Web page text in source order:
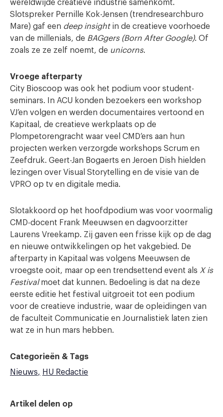
wereldwijde creatieve industrie samenkomt.
Slotspreker Pernille Kok-Jensen (trendresearchburo
Mare) gaf een deep insightin de creatieve voorhoede
van de millenials, de BAGgers (Born After Google). Of
zoals ze ze zelf noemt, de unicorns.
Vroege afterparty
City Bioscoop was ook het podium voor student-
seminars. In ACU konden bezoekers een workshop
VJ’en volgen en werden documentaires vertoond en
Kapitaal, de creatieve werkplaats op de
Plompetorengracht waar veel CMD’ers aan hun
projecten werken verzorgde workshops Scrum en
Zeefdruk. Geert-Jan Bogaerts en Jeroen Dish hielden
lezingen over Visual Storytelling en de visie van de
VPRO op tv en digitale media.
Slotakkoord op het hoofdpodium was voor voormalig
CMD-docent Frank Meeuwsen en dagvoorzitter
Laurens Vreekamp. Zij gaven een frisse kijk op de dag
en nieuwe ontwikkelingen op het vakgebied. De
afterparty in Kapitaal was volgens Meeuwsen de
vroegste ooit, maar op een trendsettend event als X is
Festivalmoet dat kunnen. Bedoeling is dat na deze
eerste editie het festival uitgroeit tot een podium
voor de creatieve industrie, waar de opleidingen van
de faculteit Communicatie en Journalistiek laten zien
wat ze in hun mars hebben.
Categorieën & Tags
Nieuws
HU Redactie
Artikel delen op